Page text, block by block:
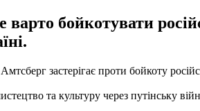
бойкотувати
застерігає проти бойкоту
та культуру через путінську